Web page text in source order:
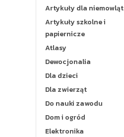
Artykuły dla niemowląt
Artykuły szkolne i
papiernicze
Atlasy
Dewocjonalia
Dla dzieci
Dla zwierząt
Do nauki zawodu
Dom i ogród
Elektronika